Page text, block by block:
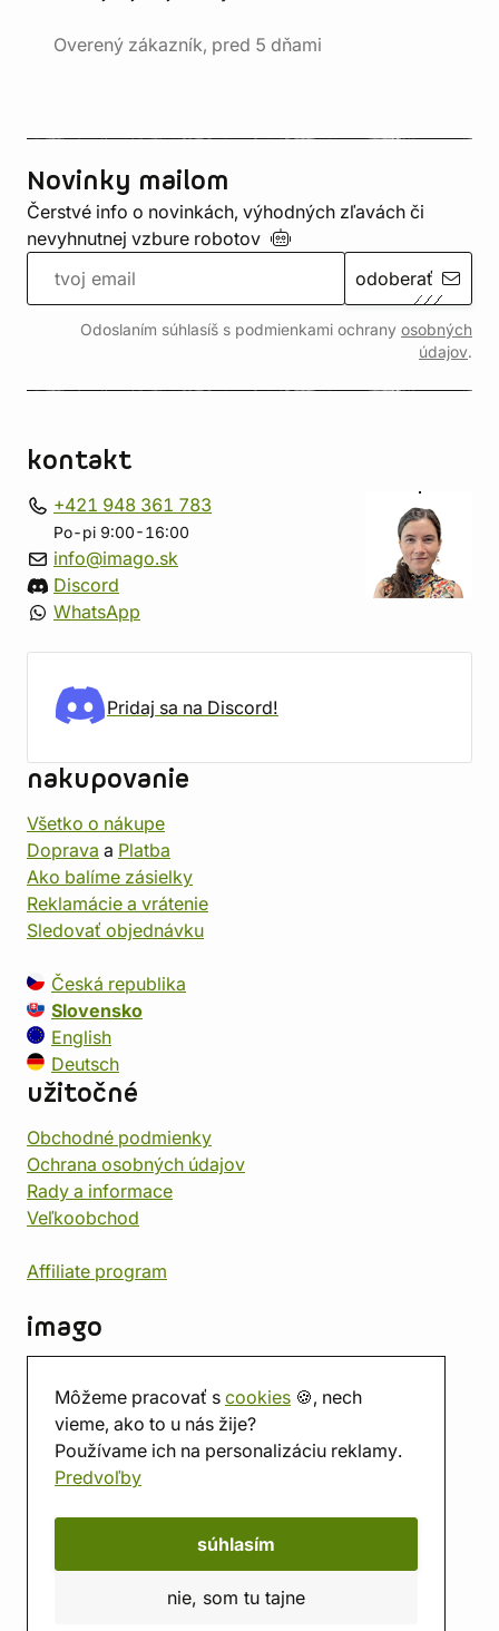
Môžeme pracovať s cookies 🍪, nech
vieme, ako to u nás žije?
Používame ich na personalizáciu reklamy.
Predvoľby
súhlasím
nie, som tu tajne
Overený zákazník, pred 5 dňami
Novinky mailom
Čerstvé info o novinkách, výhodných zľavách či
nevyhnutnej vzbure robotov
odoberať
Odoslaním súhlasíš s podmienkami ochrany osobných
údajov.
kontakt
+421 948 361 783
Po-pi 9:00-16:00
info@imago.sk
Discord
WhatsApp
Pridaj sa na Discord!
nakupovanie
Všetko o nákupe
Doprava a Platba
Ako balíme zásielky
Reklamácie a vrátenie
Sledovať objednávku
Česká republika
Slovensko
English
Deutsch
užitočné
Obchodné podmienky
Ochrana osobných údajov
Rady a informace
Veľkoobchod
Affiliate program
imago
Predajňa
Herňa
O nás
Hodnotenie obchodu